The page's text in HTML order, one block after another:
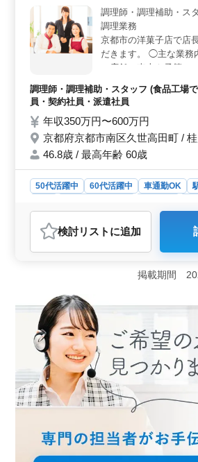
ーションが取りやすく、協力し合い
きます。清潔感ある職場環境で、安心
すすめです。残業は月10時間程度と
トの時間も大切にできます。 ＜経
躍・安定した雇用環境＞ 診療報酬請
を募集しており、これまでの経験を活
です。受付や会計、カルテ作成、レ
務を担当するため、多岐にわたるスキ
す。
調理師・調理補助・スタッフ / 食品
調理業務
京都市の洋菓子店で店
だきます。 ◯主な業務
・店舗の売上や予算の
ケーキの飾りつけ、カ
等 ＊マイカー・自転車
残業少なめ（月10時間
支給 マイカー通勤OK！
ので公共機関を使って
ご自身に合わせた通勤
調理師・調理補助・スタッフ (食品工場
員・契約社員・派遣社員
年収350万円〜600万円
京都府京都市南区久世高田町 /
46.8歳 / 最高年齢 60歳
50代活躍中 60代活躍中 車通勤OK
調理師・調理補助・スタッフ
おすすめポイント
＜多彩な業務でキャリアアップ＞ 販
管理、ケーキの飾りつけなど幅広い
マネジメントスキルを活かしたい方や
験をさらに発展させたい方に最適な
勤の利便性と柔軟な働き方＞ マイカ
駅にも近い立地なので、通勤ストレス
す。週休二日制で、残業も少ないた
ートのバランスを取りながら長期的
す。自分のライフスタイルに合わせ
す。 ＜シニア層も活躍できる職
代の方も多く活躍している職場で、経
します。これまで培ってきたスキル
え、チーム全体をまとめる役割を担え
れる職場です。
検討リスト に追加
掲載期間